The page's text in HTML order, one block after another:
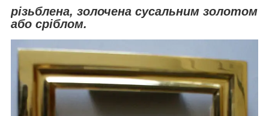
різьблена, золочена сусальним золотом
або сріблом.